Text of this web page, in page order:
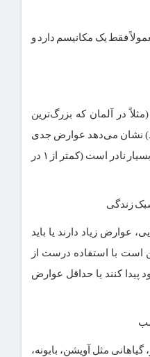
فقط یک مکانیسم دارد و
در آلمان که بزرگ‌ترین
نشان می‌دهد عوارض جدی
داروهای گیاهی استاندارد شده بسیار نادر است (کمتر از ۱ در
عوارض زیاد دارند یا باید
است با استفاده درست از
پیدا کنند یا حداقل عوارض
مثل آویشن، بابونه،